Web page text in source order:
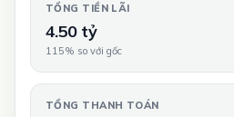
TỔNG TIỀN LÃI
4.50 tỷ
115% so với gốc
TỔNG THANH TOÁN